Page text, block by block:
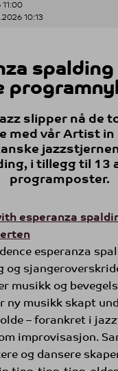
10:13
spalding
slipper nå de
med vår Artist in
i tillegg til 13
programposter.
esperanza
esperanza
og
musikk og
ny musikk skapt
– forankret i
improvisasjon.
og dansere